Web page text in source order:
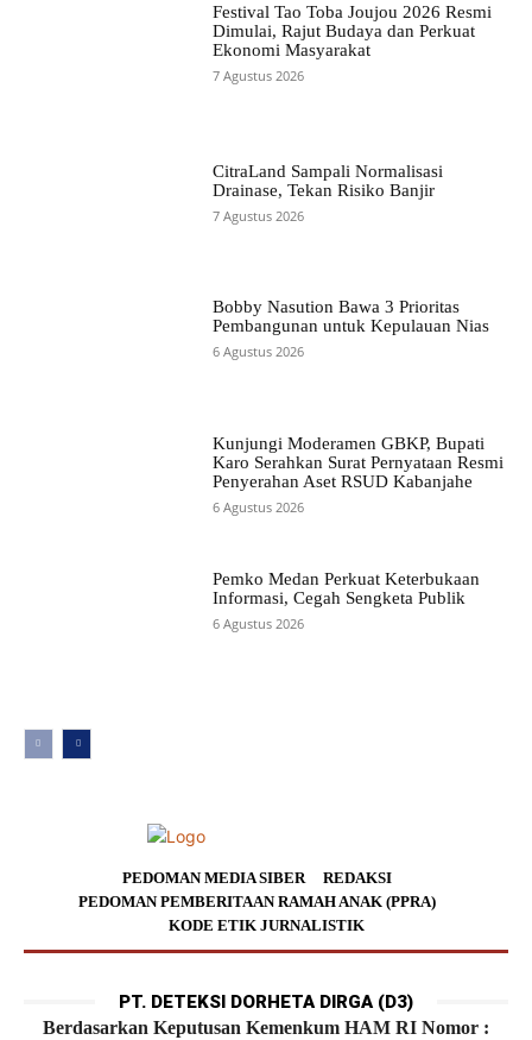
Festival Tao Toba Joujou 2026 Resmi
Dimulai, Rajut Budaya dan Perkuat
Ekonomi Masyarakat
7 Agustus 2026
CitraLand Sampali Normalisasi
Drainase, Tekan Risiko Banjir
7 Agustus 2026
Bobby Nasution Bawa 3 Prioritas
Pembangunan untuk Kepulauan Nias
6 Agustus 2026
Kunjungi Moderamen GBKP, Bupati
Karo Serahkan Surat Pernyataan Resmi
Penyerahan Aset RSUD Kabanjahe
6 Agustus 2026
Pemko Medan Perkuat Keterbukaan
Informasi, Cegah Sengketa Publik
6 Agustus 2026
PEDOMAN MEDIA SIBER
REDAKSI
PEDOMAN PEMBERITAAN RAMAH ANAK (PPRA)
KODE ETIK JURNALISTIK
PT. DETEKSI DORHETA DIRGA (D3)
Berdasarkan Keputusan Kemenkum HAM RI Nomor :